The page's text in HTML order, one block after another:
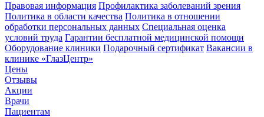
Правовая информация Профилактика заболеваний зрения
Политика в области качества Политика в отношении
обработки персональных данных Специальная оценка
условий труда Гарантии бесплатной медицинской помощи
Оборудование клиники Подарочный сертификат Вакансии в
клинике «ГлазЦентр»
Цены
Отзывы
Акции
Врачи
Пациентам